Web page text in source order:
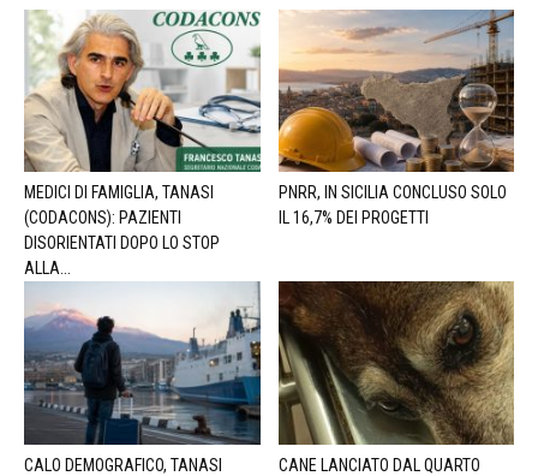
MEDICI DI FAMIGLIA, TANASI
(CODACONS): PAZIENTI
DISORIENTATI DOPO LO STOP
ALLA...
PNRR, IN SICILIA CONCLUSO SOLO
IL 16,7% DEI PROGETTI
CALO DEMOGRAFICO, TANASI
CANE LANCIATO DAL QUARTO